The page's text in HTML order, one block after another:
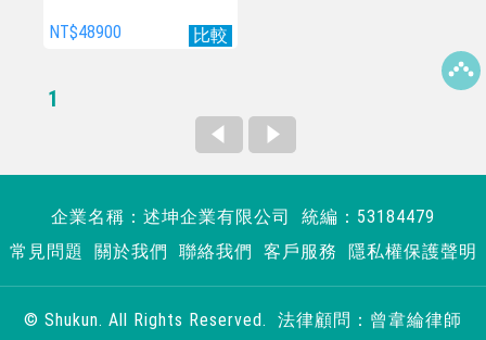
比較
NT$48900
1
企業名稱：述坤企業有限公司 統編：53184479
常見問題
關於我們 聯絡我們 客戶服務 隱私權保護聲明
© Shukun. All Rights Reserved. 法律顧問：曾韋綸律師